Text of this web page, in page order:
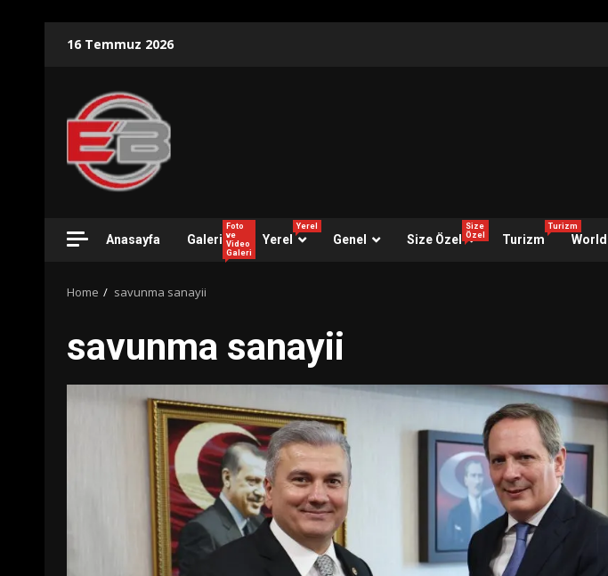
16 Temmuz 2026
Anasayfa Galeri
Foto
ve
Video
Galeri
Yerel
Yerel
Genel Size Özel
Size
Özel
Turizm
Turizm
Home savunma sanayii
savunma sanayii